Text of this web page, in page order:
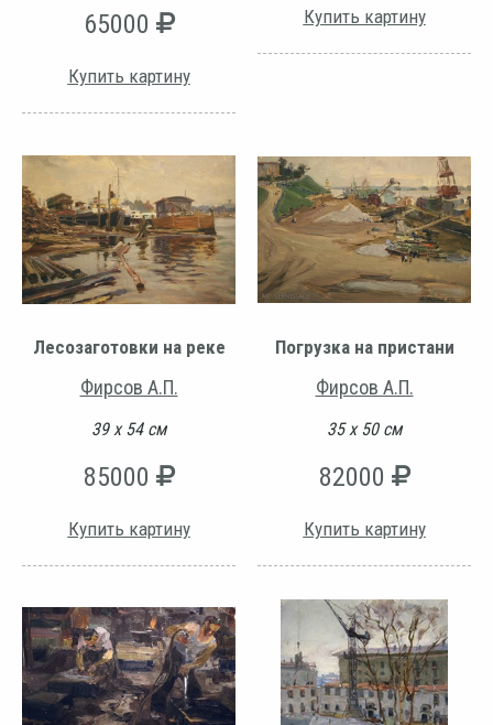
65000
Купить картину
Купить картину
Лесозаготовки на реке
Фирсов А.П.
39 х 54 см
85000
Купить картину
Погрузка на пристани
Фирсов А.П.
35 х 50 см
82000
Купить картину